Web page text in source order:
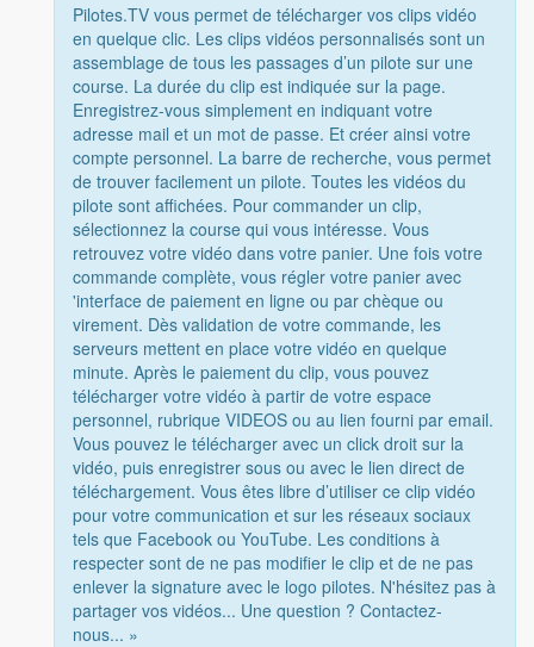
Pilotes.TV vous permet de télécharger vos clips vidéo
en quelque clic. Les clips vidéos personnalisés sont un
assemblage de tous les passages d’un pilote sur une
course. La durée du clip est indiquée sur la page.
Enregistrez-vous simplement en indiquant votre
adresse mail et un mot de passe. Et créer ainsi votre
compte personnel. La barre de recherche, vous permet
de trouver facilement un pilote. Toutes les vidéos du
pilote sont affichées. Pour commander un clip,
sélectionnez la course qui vous intéresse. Vous
retrouvez votre vidéo dans votre panier. Une fois votre
commande complète, vous régler votre panier avec
'interface de paiement en ligne ou par chèque ou
virement. Dès validation de votre commande, les
serveurs mettent en place votre vidéo en quelque
minute. Après le paiement du clip, vous pouvez
télécharger votre vidéo à partir de votre espace
personnel, rubrique VIDEOS ou au lien fourni par email.
Vous pouvez le télécharger avec un click droit sur la
vidéo, puis enregistrer sous ou avec le lien direct de
téléchargement. Vous êtes libre d’utiliser ce clip vidéo
pour votre communication et sur les réseaux sociaux
tels que Facebook ou YouTube. Les conditions à
respecter sont de ne pas modifier le clip et de ne pas
enlever la signature avec le logo pilotes. N'hésitez pas à
partager vos vidéos... Une question ? Contactez-
nous... »